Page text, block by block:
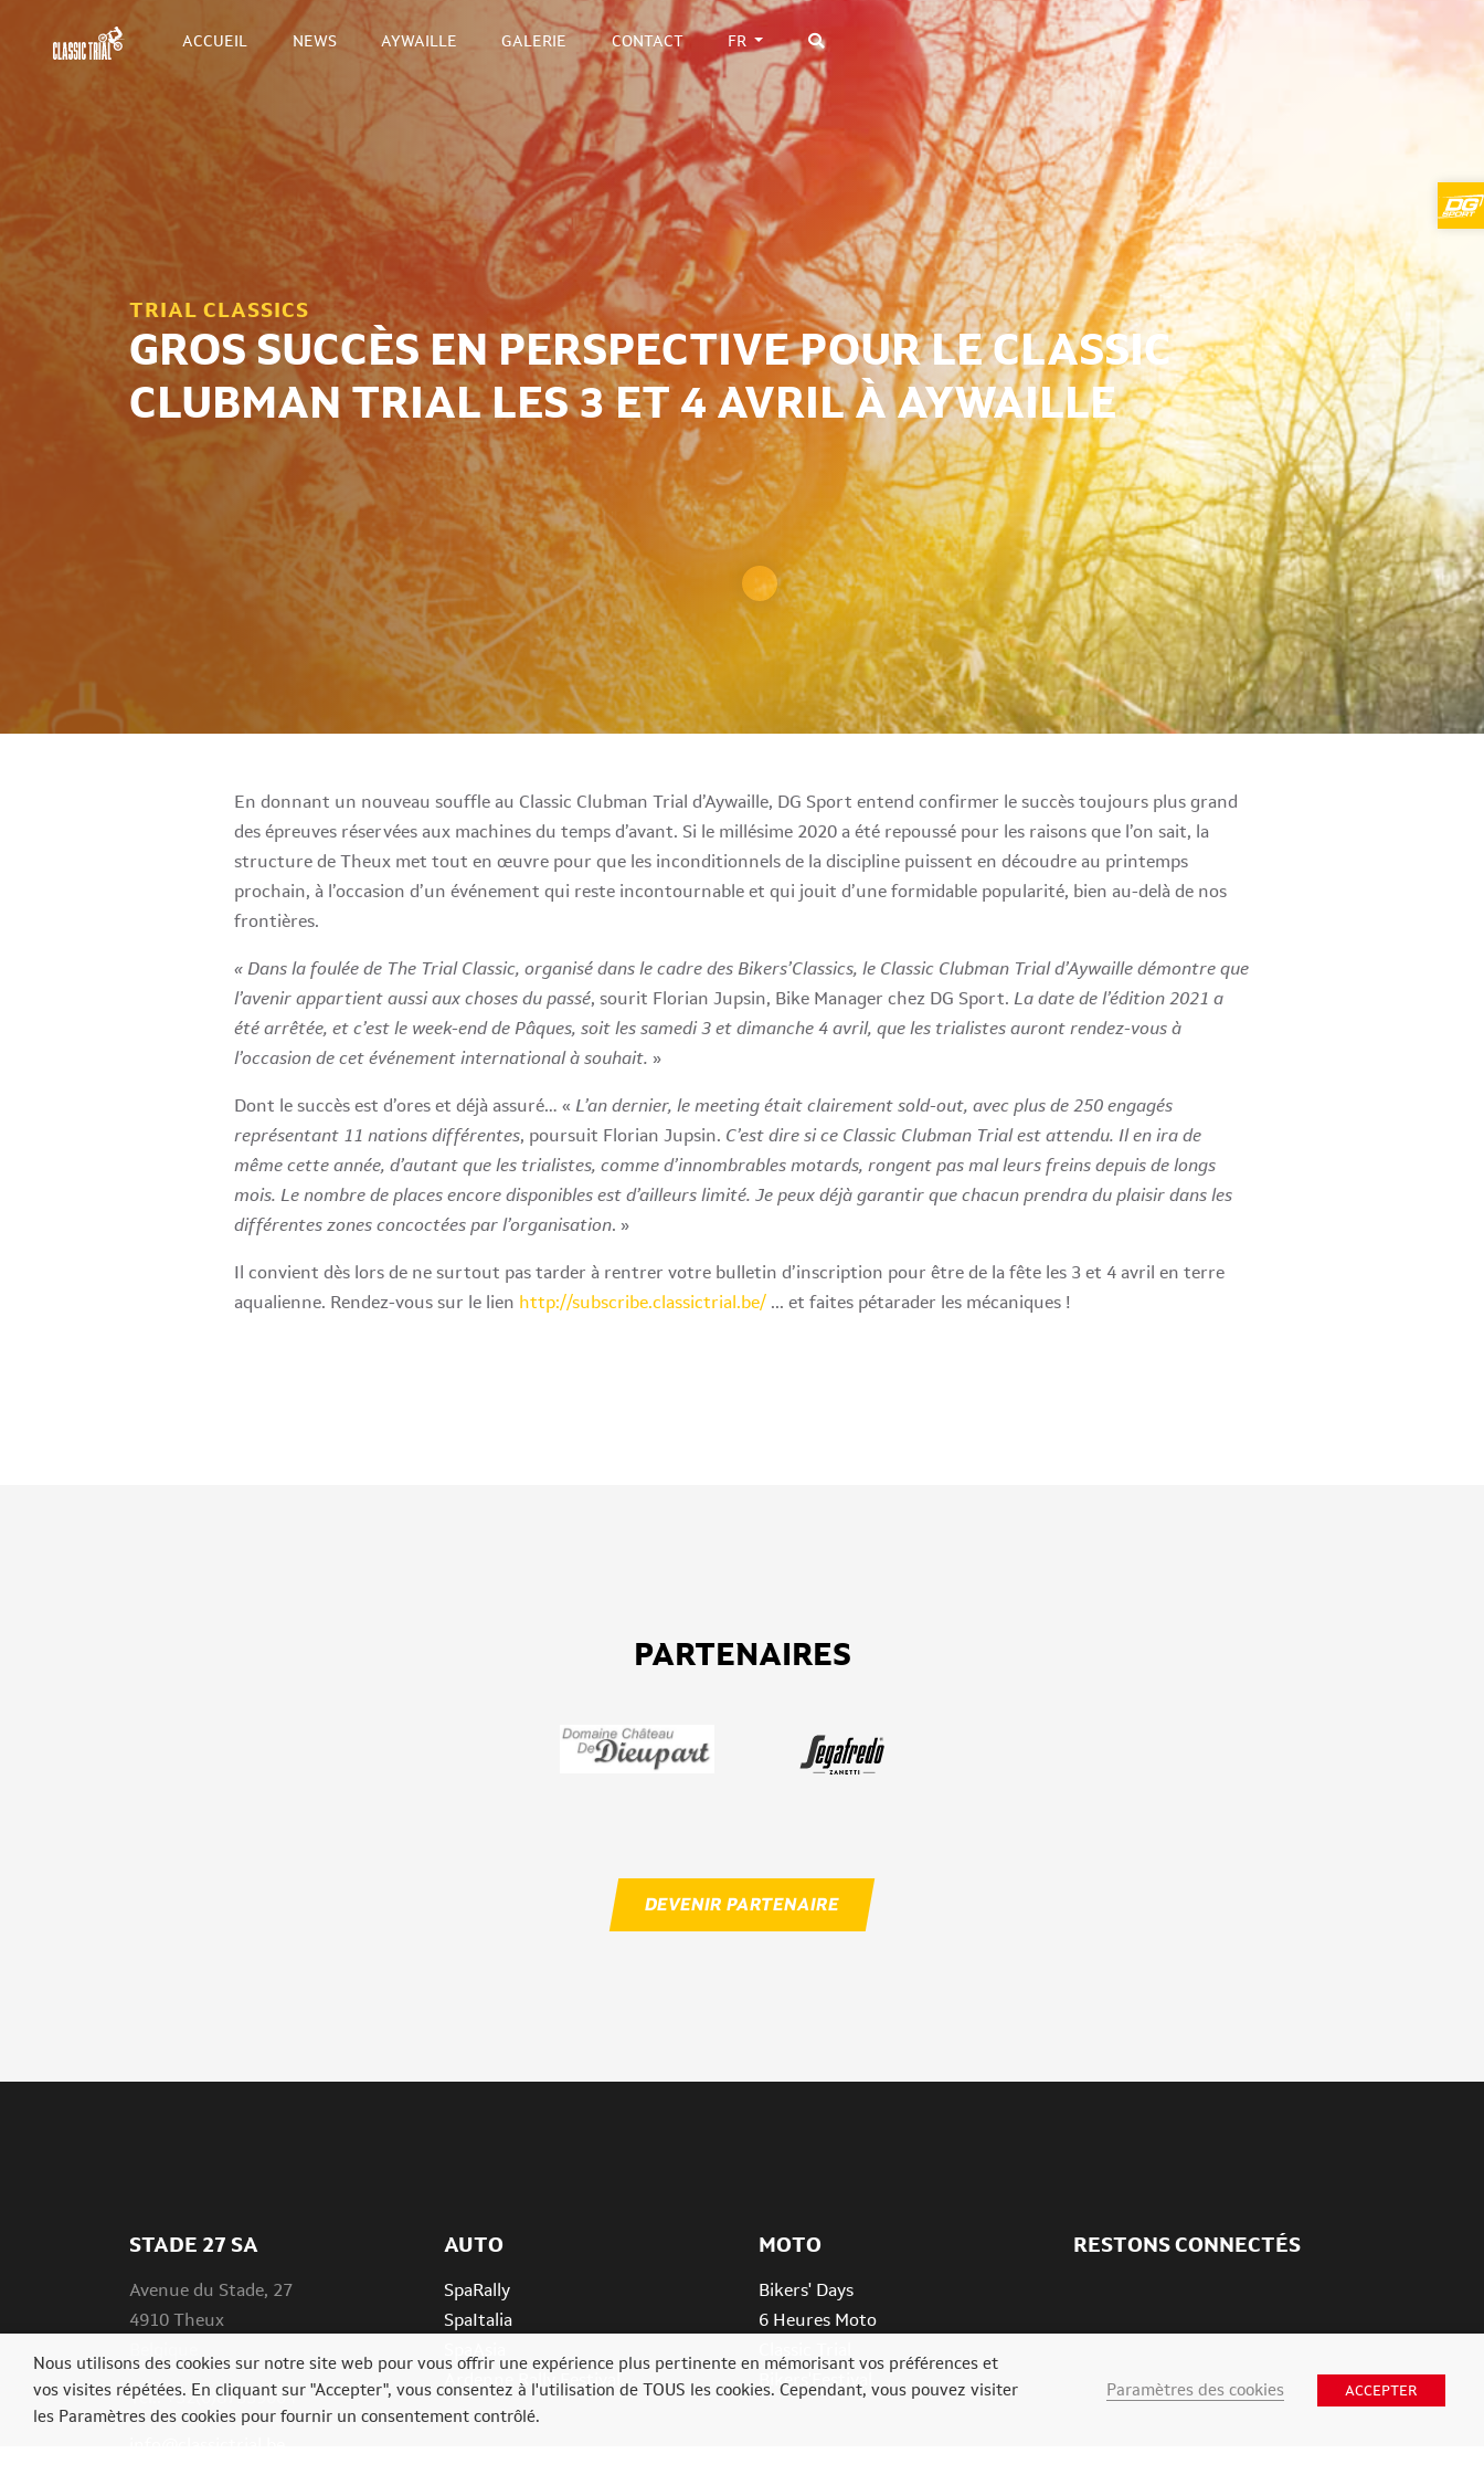
ACCUEIL NEWS AYWAILLE GALERIE CONTACT FR
TRIAL CLASSICS
GROS SUCCÈS EN PERSPECTIVE POUR LE CLASSIC
CLUBMAN TRIAL LES 3 ET 4 AVRIL À AYWAILLE
En donnant un nouveau souffle au Classic Clubman Trial d’Aywaille, DG Sport entend confirmer le succès toujours plus grand
des épreuves réservées aux machines du temps d’avant. Si le millésime 2020 a été repoussé pour les raisons que l’on sait, la
structure de Theux met tout en œuvre pour que les inconditionnels de la discipline puissent en découdre au printemps
prochain, à l’occasion d’un événement qui reste incontournable et qui jouit d’une formidable popularité, bien au-delà de nos
frontières.
« Dans la foulée de The Trial Classic, organisé dans le cadre des Bikers’Classics, le Classic Clubman Trial d’Aywaille démontre que
l’avenir appartient aussi aux choses du passé, sourit Florian Jupsin, Bike Manager chez DG Sport. La date de l’édition 2021 a
été arrêtée, et c’est le week-end de Pâques, soit les samedi 3 et dimanche 4 avril, que les trialistes auront rendez-vous à
l’occasion de cet événement international à souhait. »
Dont le succès est d’ores et déjà assuré… « L’an dernier, le meeting était clairement sold-out, avec plus de 250 engagés
représentant 11 nations différentes, poursuit Florian Jupsin. C’est dire si ce Classic Clubman Trial est attendu. Il en ira de
même cette année, d’autant que les trialistes, comme d’innombrables motards, rongent pas mal leurs freins depuis de longs
mois. Le nombre de places encore disponibles est d’ailleurs limité. Je peux déjà garantir que chacun prendra du plaisir dans les
différentes zones concoctées par l’organisation. »
Il convient dès lors de ne surtout pas tarder à rentrer votre bulletin d’inscription pour être de la fête les 3 et 4 avril en terre
aqualienne. Rendez-vous sur le lien http://subscribe.classictrial.be/ ... et faites pétarader les mécaniques !
PARTENAIRES
DEVENIR PARTENAIRE
STADE 27 SA
Avenue du Stade, 27
4910 Theux
Tél.: +32(0)87539004
AUTO
SpaRally
SpaItalia
Ardenne Rally Festival
MOTO
Bikers' Days
6 Heures Moto
Bikers'Festival
RESTONS CONNECTÉS
Nous utilisons des cookies sur notre site web pour vous offrir une expérience plus pertinente en mémorisant vos préférences et
vos visites répétées. En cliquant sur "Accepter", vous consentez à l'utilisation de TOUS les cookies. Cependant, vous pouvez visiter
les Paramètres des cookies pour fournir un consentement contrôlé.
Paramètres des cookies ACCEPTER